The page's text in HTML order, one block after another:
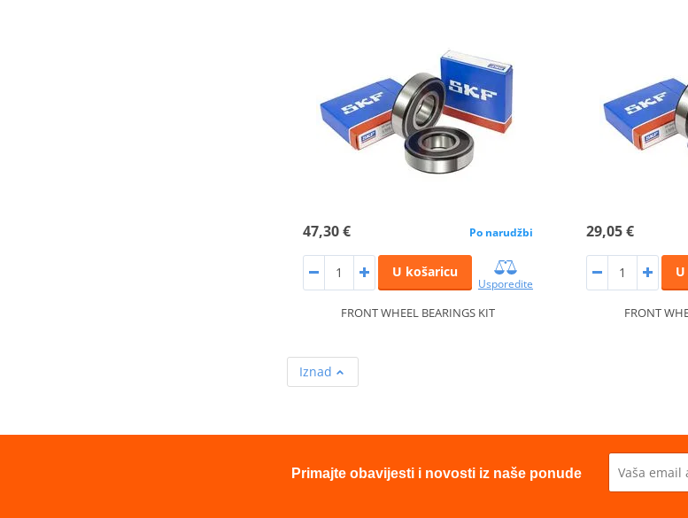
47,30 € Po narudžbi
U košaricu
Usporedite
FRONT WHEEL BEARINGS KIT
29,05 €
FRONT
Iznad
Primajte obavijesti i novosti iz naše ponude